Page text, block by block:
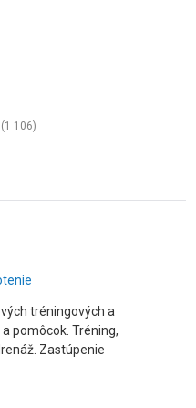
(1 106)
tréningových a
pomôcok. Tréning,
Zastúpenie